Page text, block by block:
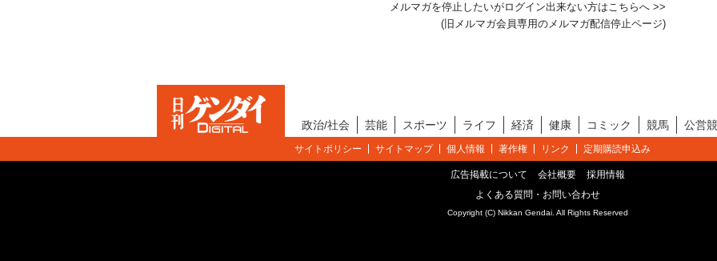
メルマガを停止したいがログイン出来ない方はこちらへ >>
(旧メルマガ会員専用のメルマガ配信停止ページ)
政治/社会 芸能 スポーツ ライフ 経済 健康 コミック 競馬 公営
サイトポリシー サイトマップ 個人情報 著作権 リンク 定期購読申込み
広告掲載について 会社概要
採用情報
よくある質問・お問い合わせ
Copyright (C) Nikkan Gendai. All Rights Reserved